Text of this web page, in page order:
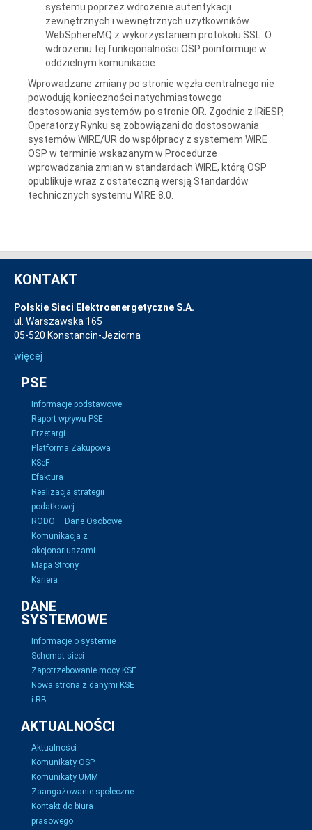
systemu poprzez wdrożenie autentykacji
zewnętrznych i wewnętrznych użytkowników
WebSphereMQ z wykorzystaniem protokołu SSL. O
wdrożeniu tej funkcjonalności OSP poinformuje w
oddzielnym komunikacie.
Wprowadzane zmiany po stronie węzła centralnego nie
powodują konieczności natychmiastowego
dostosowania systemów po stronie OR. Zgodnie z IRiESP,
Operatorzy Rynku są zobowiązani do dostosowania
systemów WIRE/UR do współpracy z systemem WIRE
OSP w terminie wskazanym w Procedurze
wprowadzania zmian w standardach WIRE, którą OSP
opublikuje wraz z ostateczną wersją Standardów
technicznych systemu WIRE 8.0.
KONTAKT
Polskie Sieci Elektroenergetyczne S.A.
ul. Warszawska 165
05-520 Konstancin-Jeziorna
więcej
PSE
Informacje podstawowe
Raport wpływu PSE
Przetargi
Platforma Zakupowa
KSeF
Efaktura
Realizacja strategii
podatkowej
RODO – Dane Osobowe
Komunikacja z
akcjonariuszami
Mapa Strony
Kariera
DANE
SYSTEMOWE
Informacje o systemie
Schemat sieci
Zapotrzebowanie mocy KSE
Nowa strona z danymi KSE
i RB
AKTUALNOŚCI
Aktualności
Komunikaty OSP
Komunikaty UMM
Zaangażowanie społeczne
Kontakt do biura
prasowego